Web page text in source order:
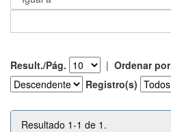
Result./Pág. | Ordenar por
Registro(s)
Resultado 1-1 de 1.